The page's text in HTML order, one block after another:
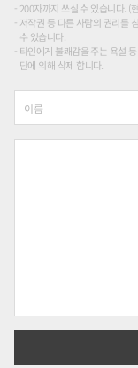
200자까지 쓰실 수 있습니다.
저작권 등 다른 사람의 권리를
수 있습니다.
타인에게 불쾌감을 주는 욕설
단에 의해 삭제 합니다.